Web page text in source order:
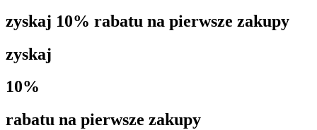
zyskaj 10% rabatu na pierwsze zakupy
zyskaj
10%
rabatu na pierwsze zakupy